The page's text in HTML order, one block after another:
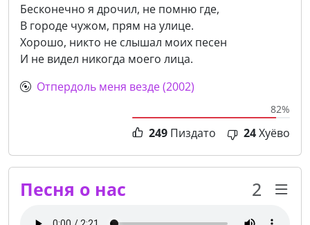
Бесконечно я дрочил, не помню где,
В городе чужом, прям на улице.
Хорошо, никто не слышал моих песен
И не видел никогда моего лица.
Отпердоль меня везде (2002)
82%
249 Пиздато 24Хуёво
Песня о нас 2